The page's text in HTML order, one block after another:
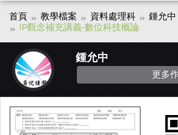
首頁 教學檔案 資料處理科 鍾允中
IP觀念補充講義-數位科技概論
鍾允中
更多